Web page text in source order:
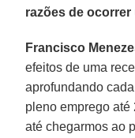
razões de
Francisco
efeitos de uma
aprofundando
pleno emprego até
até chegarmos ao